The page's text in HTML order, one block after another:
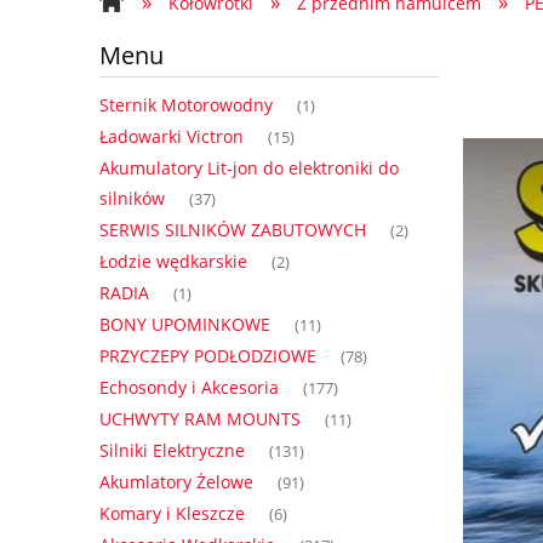
Regulamin
Formularz
Menu
Sternik Motorowodny (1)
Ładowarki Victron (15)
Akumulatory Lit-jon do elektroniki do
silników
(37)
SERWIS SILNIKÓW ZABUTOWYCH (2)
Łodzie wędkarskie (2)
RADIA (1)
BONY UPOMINKOWE (11)
PRZYCZEPY PODŁODZIOWE (78)
Echosondy i Akcesoria (177)
UCHWYTY RAM MOUNTS (11)
Silniki Elektryczne (131)
Akumlatory Żelowe (91)
Komary i Kleszcze (6)